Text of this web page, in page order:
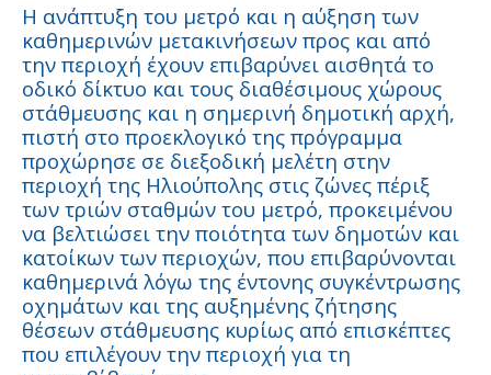
Η ανάπτυξη του μετρό και η αύξηση των
καθημερινών μετακινήσεων προς και από
την περιοχή έχουν επιβαρύνει αισθητά το
οδικό δίκτυο και τους διαθέσιμους χώρους
στάθμευσης και η σημερινή δημοτική αρχή,
πιστή στο προεκλογικό της πρόγραμμα
προχώρησε σε διεξοδική μελέτη στην
περιοχή της Ηλιούπολης στις ζώνες πέριξ
των τριών σταθμών του μετρό, προκειμένου
να βελτιώσει την ποιότητα των δημοτών και
κατοίκων των περιοχών, που επιβαρύνονται
καθημερινά λόγω της έντονης συγκέντρωσης
οχημάτων και της αυξημένης ζήτησης
θέσεων στάθμευσης κυρίως από επισκέπτες
που επιλέγουν την περιοχή για τη